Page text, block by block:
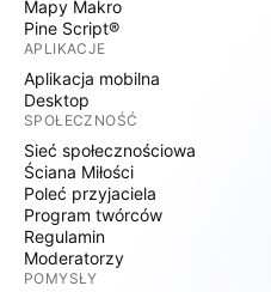
Mapy Makro
Pine Script®
APLIKACJE
Aplikacja mobilna
Desktop
SPOŁECZNOŚĆ
Sieć społecznościowa
Ściana Miłości
Poleć przyjaciela
Program twórców
Regulamin
Moderatorzy
POMYSŁY